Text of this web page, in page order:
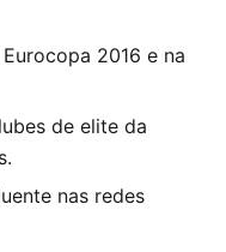
2016 e na
de elite da
nas redes